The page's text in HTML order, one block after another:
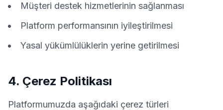
Müşteri destek hizmetlerinin sağlanması
Platform performansının iyileştirilmesi
Yasal yükümlülüklerin yerine getirilmesi
4. Çerez Politikası
Platformumuzda aşağıdaki çerez türleri